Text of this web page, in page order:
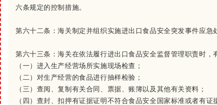
六条规定的控制措施。
第六十二条：海关制定并组织实施进出口食品安全突发事件应急
第六十三条：海关在依法履行进出口食品安全监督管理职责时，
（一）进入生产经营场所实施现场检查；
（二）对生产经营的食品进行抽样检验；
（三）查阅、复制有关合同、票据、账簿以及其他有关资料；
（四）查封、扣押有证据证明不符合食品安全国家标准或者有